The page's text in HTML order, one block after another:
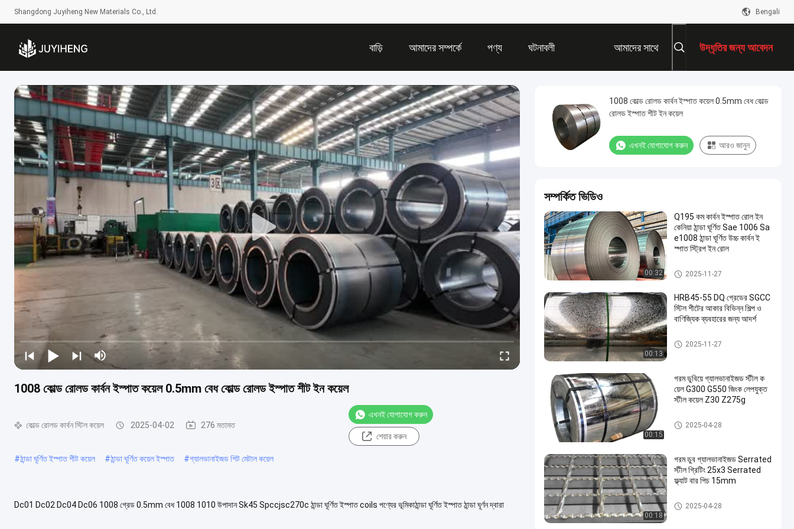
Shangdong Juyiheng New Materials Co., Ltd. Bengali
বাড়ি আমাদের সম্পর্কে পণ্য ঘটনাবলী আমাদের সাথে
যোগাযোগ করুন
উদ্ধৃতির জন্য আবেদন
1008 কোল্ড রোলড কার্বন ইস্পাত কয়েল 0.5mm বেধ কোল্ড রোলড ইস্পাত শীট ইন কয়েল
কোল্ড রোলড কার্বন স্টিল কয়েল 2025-04-02 276 মতামত
এখনই যোগাযোগ করুন
শেয়ার করুন
#ঠান্ডা ঘূর্ণিত ইস্পাত শীট কয়েল #ঠান্ডা ঘূর্ণিত কয়েল ইস্পাত #গ্যালভানাইজড শিট মেটাল কয়েল
Dc01 Dc02 Dc04 Dc06 1008 গ্রেড 0.5mm বেধ 1008 1010 উপাদান Sk45 Spccjsc270c ঠান্ডা ঘূর্ণিত ইস্পাত coils পণ্যের ভূমিকাঠান্ডা ঘূর্ণিত ইস্পাত ঠান্ডা ঘূর্ণন দ্বারা
1008 কোল্ড রোলড কার্বন ইস্পাত কয়েল 0.5mm বেধ কোল্ড
রোলড ইস্পাত শীট ইন কয়েল
এখনই যোগাযোগ করুন আরও জানুন
সম্পর্কিত ভিডিও
00:32
Q195 কম কার্বন ইস্পাত রোল ইন
কেনিয়া ঠান্ডা ঘূর্ণিত Sae 1006 Sa
e1008 ঠান্ডা ঘূর্ণিত উচ্চ কার্বন ই
স্পাত স্ট্রিপ ইন রোল
কোল্ড রোলড কার্বন স্টিল কয়েল
2025-11-27
00:13
HRB45-55 DQ গ্রেডের SGCC
স্টিল শীটের আকার বিভিন্ন শিল্প ও
বাণিজ্যিক ব্যবহারের জন্য আদর্শ
গ্যালভানাইজড স্টিল প্লেট
2025-11-27
00:15
গরম ডুবিয়ে গ্যালভানাইজড স্টীল ক
য়েল G300 G550 জিংক লেপযুক্ত
স্টীল কয়েল Z30 Z275g
গ্যালভানাইজড স্টিলের কয়েল
2025-04-28
00:18
গরম ডুব গ্যালভানাইজড Serrated
স্টীল গ্রিটিং 25x3 Serrated
ফ্ল্যাট বার পিচ 15mm
গ্যালভানাইজড স্টিল গ্রেটিং
2025-04-28